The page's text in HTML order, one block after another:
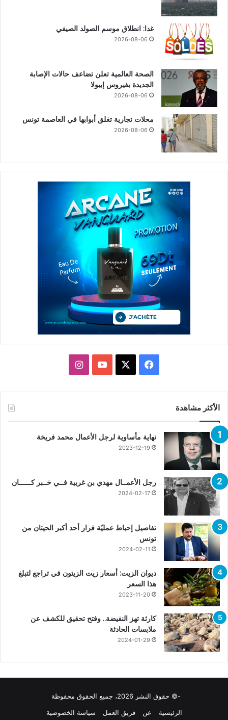
غدا: انطلاق موسم الصولد الصيفي
2026-08-06
الصحة العالمية تعلن تضاعف حالات الإصابة
الجديدة بفيروس إيبولا
2026-08-06
محلات تجارية تغلق أبوابها في العاصمة تونس
2026-08-06
فيسبوك يوتيوبانستقرام
الأكثر مشاهدة
نهاية مأساوية لرجل الأعمال محمد فريخة
2023-12-19
رجل الأعمــال مهدي بن غربية فــي خــبر كــــــان
2024-02-17
تفاصيل إحباط عمليّة فرار أحد أكبر الحيتان من
تونس
2024-02-11
ديوان الزيت: أسعار زيت الزيتون في تراجع لتبلغ
هذا السعر
2023-11-20
كارثة تهز النفيضة.. وفتح تحقيق للكشف عن
ملابسات الحادثة
2024-01-29
-© حقوق النشر 2026، جميع الحقوق محفوظة
الرئيسية
عن فريق العمل سياسة الخصوصية